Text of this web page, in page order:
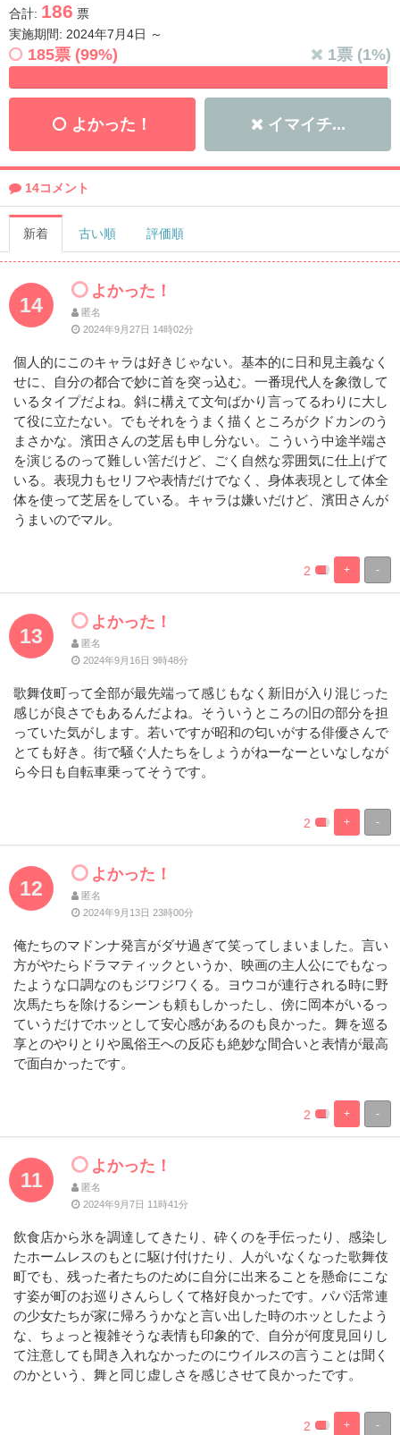
合計: 186 票
実施期間: 2024年7月4日 ～
185票 (99%) 1票 (1%)
よかった！ イマイチ...
14コメント
新着 古い順 評価順
14
よかった！
匿名
2024年9月27日 14時02分
個人的にこのキャラは好きじゃない。基本的に日和見主義なく
せに、自分の都合で妙に首を突っ込む。一番現代人を象徴して
いるタイプだよね。斜に構えて文句ばかり言ってるわりに大し
て役に立たない。でもそれをうまく描くところがクドカンのう
まさかな。濱田さんの芝居も申し分ない。こういう中途半端さ
を演じるのって難しい筈だけど、ごく自然な雰囲気に仕上げて
いる。表現力もセリフや表情だけでなく、身体表現として体全
体を使って芝居をしている。キャラは嫌いだけど、濱田さんが
うまいのでマル。
-
+
%
Complete
100%
Complete
2
13
よかった！
匿名
2024年9月16日 9時48分
歌舞伎町って全部が最先端って感じもなく新旧が入り混じった
感じが良さでもあるんだよね。そういうところの旧の部分を担
っていた気がします。若いですが昭和の匂いがする俳優さんで
とても好き。街で騒ぐ人たちをしょうがねーなーといなしなが
ら今日も自転車乗ってそうです。
-
+
%
Complete
100%
Complete
2
12
よかった！
匿名
2024年9月13日 23時00分
俺たちのマドンナ発言がダサ過ぎて笑ってしまいました。言い
方がやたらドラマティックというか、映画の主人公にでもなっ
たような口調なのもジワジワくる。ヨウコが連行される時に野
次馬たちを除けるシーンも頼もしかったし、傍に岡本がいるっ
ていうだけでホッとして安心感があるのも良かった。舞を巡る
享とのやりとりや風俗王への反応も絶妙な間合いと表情が最高
で面白かったです。
-
+
%
Complete
100%
Complete
2
11
よかった！
匿名
2024年9月7日 11時41分
飲食店から氷を調達してきたり、砕くのを手伝ったり、感染し
たホームレスのもとに駆け付けたり、人がいなくなった歌舞伎
町でも、残った者たちのために自分に出来ることを懸命にこな
す姿が町のお巡りさんらしくて格好良かったです。パパ活常連
の少女たちが家に帰ろうかなと言い出した時のホッとしたよう
な、ちょっと複雑そうな表情も印象的で、自分が何度見回りし
て注意しても聞き入れなかったのにウイルスの言うことは聞く
のかという、舞と同じ虚しさを感じさせて良かったです。
-
+
%100%
2